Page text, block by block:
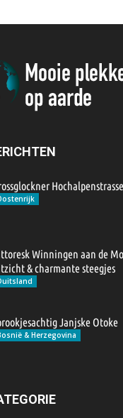
Winningen aan de
& charmante steegjes
Janjske Otoke
& Herzegovina